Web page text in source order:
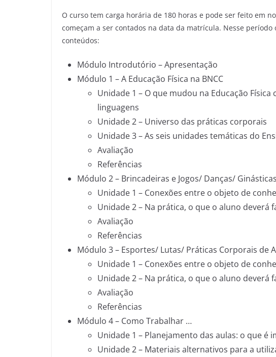
O curso tem carga horária de 180 horas e pode ser feito em
começam a ser contados na data da matrícula. Nesse
conteúdos:
Módulo Introdutório – Apresentação
Módulo 1 – A Educação Física na BNCC
Unidade 1 – O que mudou na Educação Física
linguagens
Unidade 2 – Universo das práticas corporais
Unidade 3 – As seis unidades temáticas do
Avaliação
Referências
Módulo 2 – Brincadeiras e Jogos/ Danças/ Ginásticas
Unidade 1 – Conexões entre o objeto de
Unidade 2 – Na prática, o que o aluno deverá
Avaliação
Referências
Módulo 3 – Esportes/ Lutas/ Práticas Corporais de
Unidade 1 – Conexões entre o objeto de
Unidade 2 – Na prática, o que o aluno deverá
Avaliação
Referências
Módulo 4 – Como Trabalhar …
Unidade 1 – Planejamento das aulas: o que é
Unidade 2 – Materiais alternativos para a